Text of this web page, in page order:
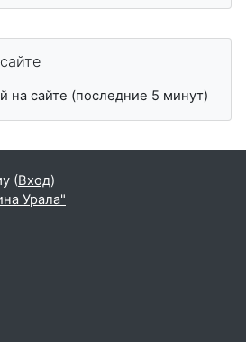
на сайте (последние 5 минут)
(Вход)
Урала"